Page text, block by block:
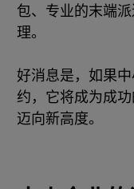
包、专业的末端
理。
好消息是，如果
约，它将成为成
迈向新高度。